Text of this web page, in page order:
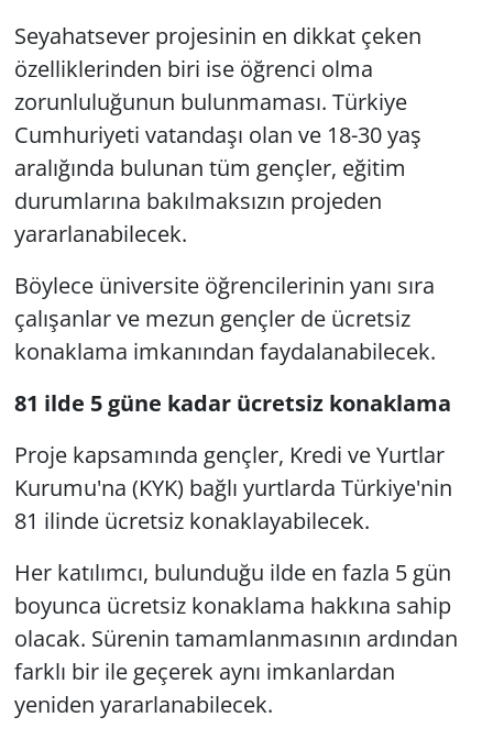
Seyahatsever projesinin en dikkat çeken
özelliklerinden biri ise öğrenci olma
zorunluluğunun bulunmaması. Türkiye
Cumhuriyeti vatandaşı olan ve 18-30 yaş
aralığında bulunan tüm gençler, eğitim
durumlarına bakılmaksızın projeden
yararlanabilecek.
Böylece üniversite öğrencilerinin yanı sıra
çalışanlar ve mezun gençler de ücretsiz
konaklama imkanından faydalanabilecek.
81 ilde 5 güne kadar ücretsiz konaklama
Proje kapsamında gençler, Kredi ve Yurtlar
Kurumu'na (KYK) bağlı yurtlarda Türkiye'nin
81 ilinde ücretsiz konaklayabilecek.
Her katılımcı, bulunduğu ilde en fazla 5 gün
boyunca ücretsiz konaklama hakkına sahip
olacak. Sürenin tamamlanmasının ardından
farklı bir ile geçerek aynı imkanlardan
yeniden yararlanabilecek.